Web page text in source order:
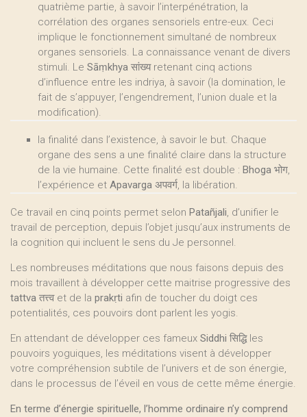
quatrième partie, à savoir l’interpénétration, la
corrélation des organes sensoriels entre-eux. Ceci
implique le fonctionnement simultané de nombreux
organes sensoriels. La connaissance venant de divers
stimuli. Le Sāṃkhya सांख्य retenant cinq actions
d’influence entre les indriya, à savoir (la domination, le
fait de s’appuyer, l’engendrement, l’union duale et la
modification).
la finalité dans l’existence, à savoir le but. Chaque
organe des sens a une finalité claire dans la structure
de la vie humaine. Cette finalité est double : Bhoga भोग,
l’expérience et Apavarga अपवर्ग, la libération.
Ce travail en cinq points permet selon Patañjali, d’unifier le
travail de perception, depuis l’objet jusqu’aux instruments de
la cognition qui incluent le sens du Je personnel.
Les nombreuses méditations que nous faisons depuis des
mois travaillent à développer cette maitrise progressive des
tattva तत्त्व et de la prakṛti afin de toucher du doigt ces
potentialités, ces pouvoirs dont parlent les yogis.
En attendant de développer ces fameux Siddhi सिद्धि les
pouvoirs yoguiques, les méditations visent à développer
votre compréhension subtile de l’univers et de son énergie,
dans le processus de l’éveil en vous de cette même énergie.
En terme d’énergie spirituelle, l’homme ordinaire n’y comprend